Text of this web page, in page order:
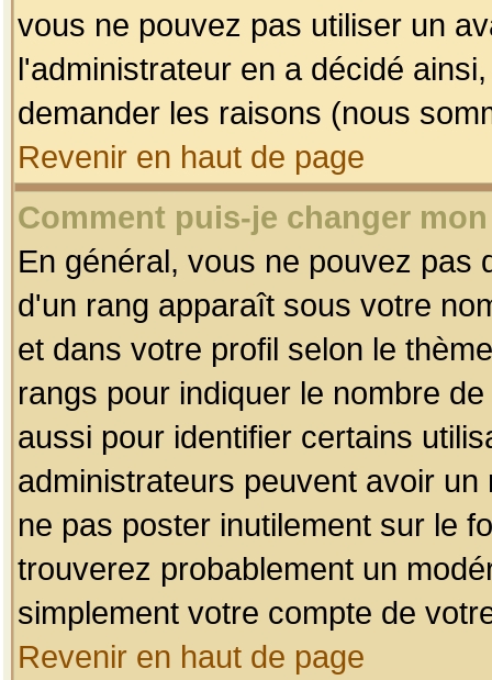
vous ne pouvez pas utiliser un
l'administrateur en a décidé
demander les raisons (nous
Revenir en haut de page
Comment puis-je changer
En général, vous ne pouvez pas
d'un rang apparaît sous votre
et dans votre profil selon le
rangs pour indiquer le nombre
aussi pour identifier certains
administrateurs peuvent avoir
ne pas poster inutilement sur le
trouverez probablement un
simplement votre compte de
Revenir en haut de page